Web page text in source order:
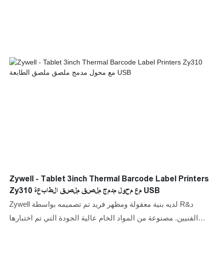
Zywell - Tablet 3inch Thermal Barcode Label Printers
Zy310 مع محول مدمج ملصق ملصق الطابعة USB
Zywell لديه بنية معقولة ومظهر فريد تم تصميمه بواسطة R&د
الفنيين. مصنوعة من المواد الخام عالية الجودة التي تم اختبارها